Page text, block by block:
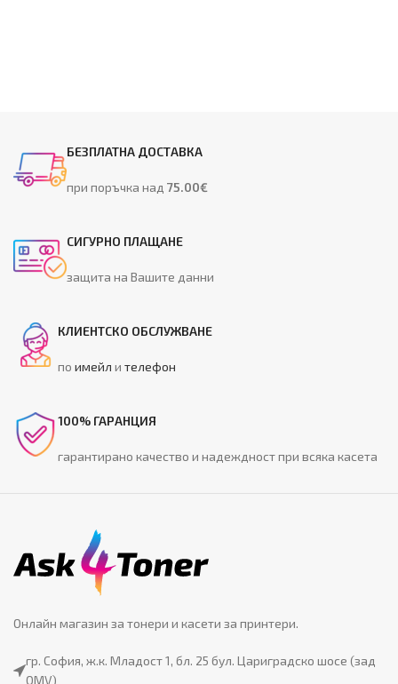
БЕЗПЛАТНА ДОСТАВКА
при поръчка над75.00€
СИГУРНО ПЛАЩАНЕ
защита на Вашите данни
КЛИЕНТСКО ОБСЛУЖВАНЕ
поимейл ителефон
100% ГАРАНЦИЯ
гарантирано качество и надеждност при всяка касета
Онлайн магазин за тонери и касети за принтери.
гр. София, ж.к. Младост 1, бл. 25 бул. Цариградско шосе (зад
OMV)